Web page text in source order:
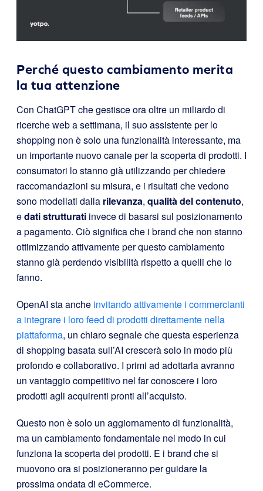
Perché questo cambiamento merita
la tua attenzione
Con ChatGPT che gestisce ora oltre un miliardo di
ricerche web a settimana, il suo assistente per lo
shopping non è solo una funzionalità interessante, ma
un importante nuovo canale per la scoperta di prodotti. I
consumatori lo stanno già utilizzando per chiedere
raccomandazioni su misura, e i risultati che vedono
sono modellati dalla rilevanza, qualità del contenuto,
edati strutturati invece di basarsi sul posizionamento
a pagamento. Ciò significa che i brand che non stanno
ottimizzando attivamente per questo cambiamento
stanno già perdendo visibilità rispetto a quelli che lo
fanno.
OpenAI sta anche invitando attivamente i commercianti
a integrare i loro feed di prodotti direttamente nella
piattaforma, un chiaro segnale che questa esperienza
di shopping basata sull’AI crescerà solo in modo più
profondo e collaborativo. I primi ad adottarla avranno
un vantaggio competitivo nel far conoscere i loro
prodotti agli acquirenti pronti all’acquisto.
Questo non è solo un aggiornamento di funzionalità,
ma un cambiamento fondamentale nel modo in cui
funziona la scoperta dei prodotti. E i brand che si
muovono ora si posizioneranno per guidare la
prossima ondata di eCommerce.